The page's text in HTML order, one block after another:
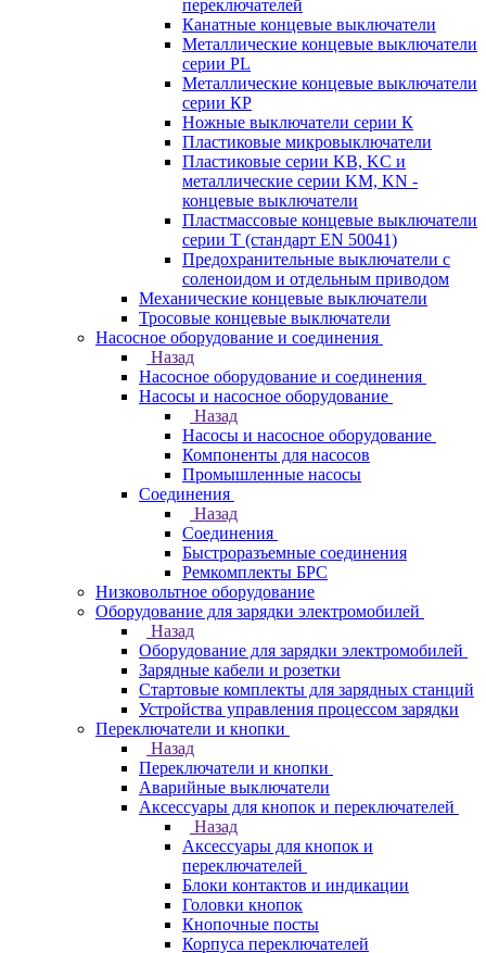
переключателей
Канатные концевые выключатели
Металлические концевые выключатели
серии PL
Металлические концевые выключатели
серии КP
Ножные выключатели серии К
Пластиковые микровыключатели
Пластиковые серии KB, KC и
металлические серии KM, KN -
концевые выключатели
Пластмассовые концевые выключатели
серии T (стандарт EN 50041)
Предохранительные выключатели с
соленоидом и отдельным приводом
Механические концевые выключатели
Тросовые концевые выключатели
Насосное оборудование и соединения
Назад
Насосное оборудование и соединения
Насосы и насосное оборудование
Назад
Насосы и насосное оборудование
Компоненты для насосов
Промышленные насосы
Соединения
Назад
Соединения
Быстроразъемные соединения
Ремкомплекты БРС
Низковольтное оборудование
Оборудование для зарядки электромобилей
Назад
Оборудование для зарядки электромобилей
Зарядные кабели и розетки
Стартовые комплекты для зарядных станций
Устройства управления процессом зарядки
Переключатели и кнопки
Назад
Переключатели и кнопки
Аварийные выключатели
Аксессуары для кнопок и переключателей
Назад
Аксессуары для кнопок и
переключателей
Блоки контактов и индикации
Головки кнопок
Кнопочные посты
Корпуса переключателей